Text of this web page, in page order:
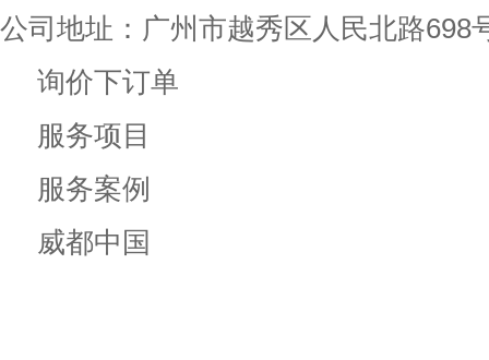
公司地址：广州市越秀区人民北路698
询价下订单
服务项目
服务案例
威都中国